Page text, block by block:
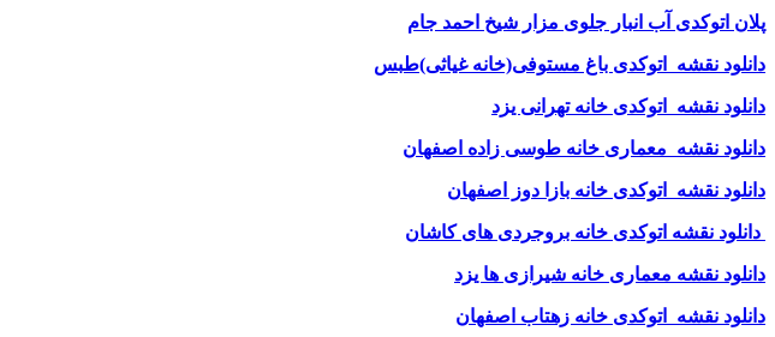
پلان اتوکدی آب انبار جلوی مزار شیخ احمد جام
دانلود نقشه اتوکدی باغ مستوفی(خانه غیاثی)طبس
دانلود نقشه اتوکدی خانه تهرانی یزد
دانلود نقشه معماری خانه طوسی زاده اصفهان
دانلود نقشه اتوکدی خانه بازا دوز اصفهان
دانلود نقشه اتوکدی خانه بروجردی های کاشان
دانلود نقشه معماری خانه شیرازی ها یزد
دانلود نقشه اتوکدی خانه زهتاب اصفهان